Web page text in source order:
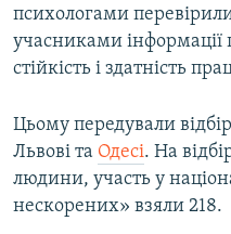
психологами
учасниками інформації
стійкість і здатність
Цьому передували
Львові та Одесі. На
людини, участь у
нескорених» взяли 218.